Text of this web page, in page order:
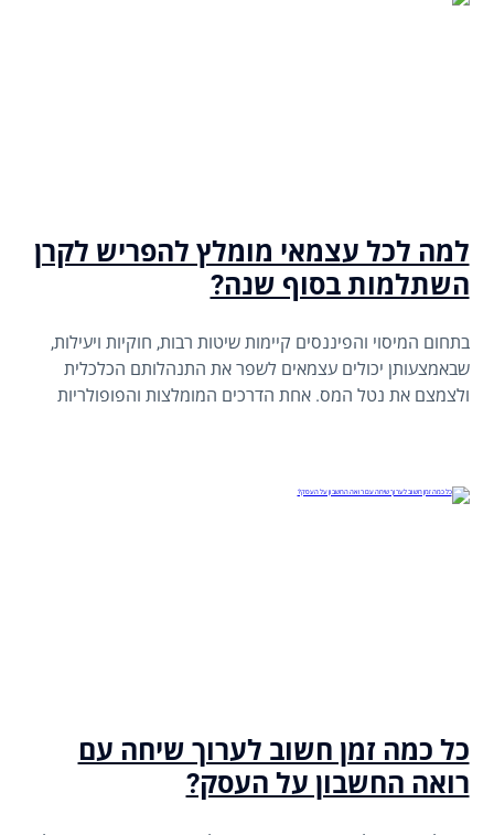
למה לכל עצמאי מומלץ להפריש לקרן
השתלמות בסוף שנה?
בתחום המיסוי והפיננסים קיימות שיטות רבות, חוקיות ויעילות,
שבאמצעותן יכולים עצמאים לשפר את התנהלותם הכלכלית
ולצמצם את נטל המס. אחת הדרכים המומלצות והפופולריות
כל כמה זמן חשוב לערוך שיחה עם
רואה החשבון על העסק?